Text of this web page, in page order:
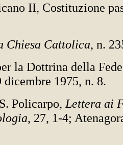
II, Costituzione
Chiesa Cattolica, n.
la Dottrina della
dicembre 1975, n. 8.
Policarpo, Lettera ai
, 27, 1-4;